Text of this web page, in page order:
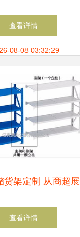
效率的双重提升
查看详情
08-08 03:32:29
货架定制 从商超展
储物的全方位解决方
查看详情